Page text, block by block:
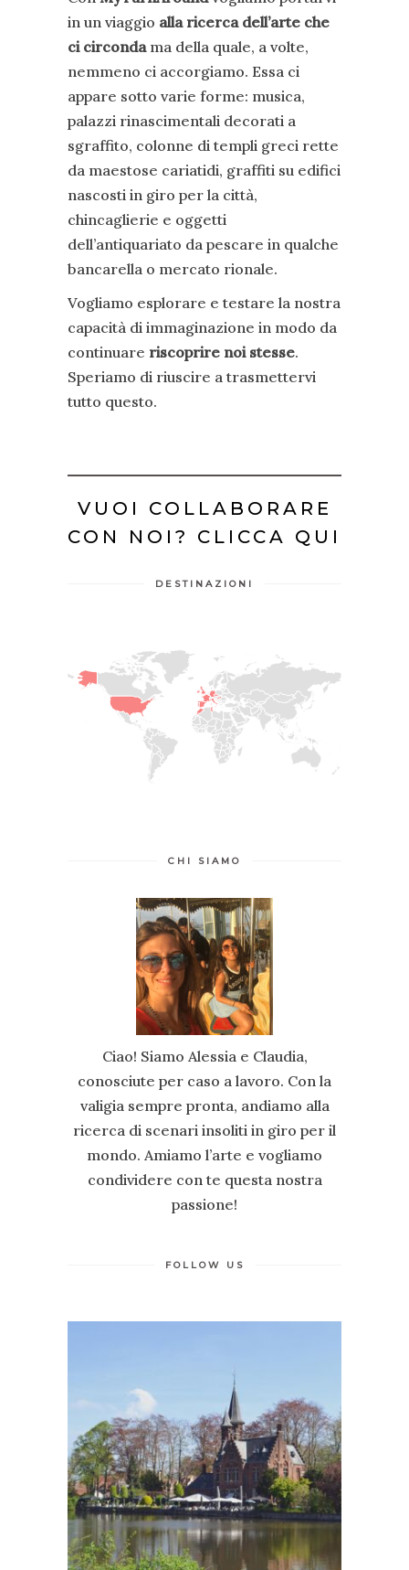
in un viaggio alla ricerca dell’arte che
ci circondama della quale, a volte,
nemmeno ci accorgiamo. Essa ci
appare sotto varie forme: musica,
palazzi rinascimentali decorati a
sgraffito, colonne di templi greci rette
da maestose cariatidi, graffiti su edifici
nascosti in giro per la città,
chincaglierie e oggetti
dell’antiquariato da pescare in qualche
bancarella o mercato rionale.
Vogliamo esplorare e testare la nostra
capacità di immaginazione in modo da
continuare riscoprire noi stesse.
Speriamo di riuscire a trasmettervi
tutto questo.
VUOI COLLABORARE
CON NOI? CLICCA QUI
DESTINAZIONI
CHI SIAMO
Ciao! Siamo Alessia e Claudia,
conosciute per caso a lavoro. Con la
valigia sempre pronta, andiamo alla
ricerca di scenari insoliti in giro per il
mondo. Amiamo l’arte e vogliamo
condividere con te questa nostra
passione!
FOLLOW US